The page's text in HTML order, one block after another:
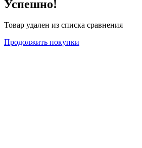
Успешно!
Товар удален из списка сравнения
Продолжить покупки